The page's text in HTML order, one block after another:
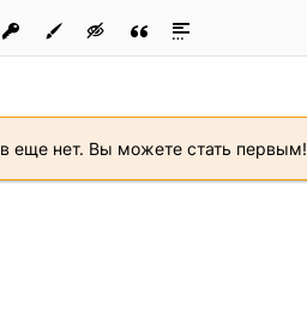
еще нет. Вы можете стать первым!